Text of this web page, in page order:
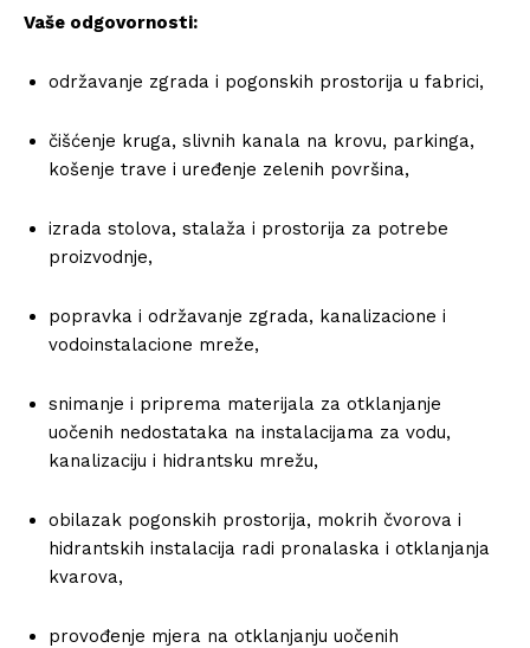
Vaše odgovornosti:
održavanje zgrada i pogonskih prostorija u fabrici,
čišćenje kruga, slivnih kanala na krovu, parkinga,
košenje trave i uređenje zelenih površina,
izrada stolova, stalaža i prostorija za potrebe
proizvodnje,
popravka i održavanje zgrada, kanalizacione i
vodoinstalacione mreže,
snimanje i priprema materijala za otklanjanje
uočenih nedostataka na instalacijama za vodu,
kanalizaciju i hidrantsku mrežu,
obilazak pogonskih prostorija, mokrih čvorova i
hidrantskih instalacija radi pronalaska i otklanjanja
kvarova,
provođenje mjera na otklanjanju uočenih